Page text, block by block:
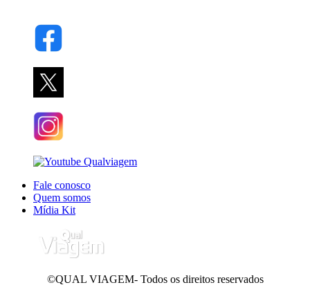
Fale conosco
Quem somos
Mídia Kit
©QUAL VIAGEM- Todos os direitos reservados